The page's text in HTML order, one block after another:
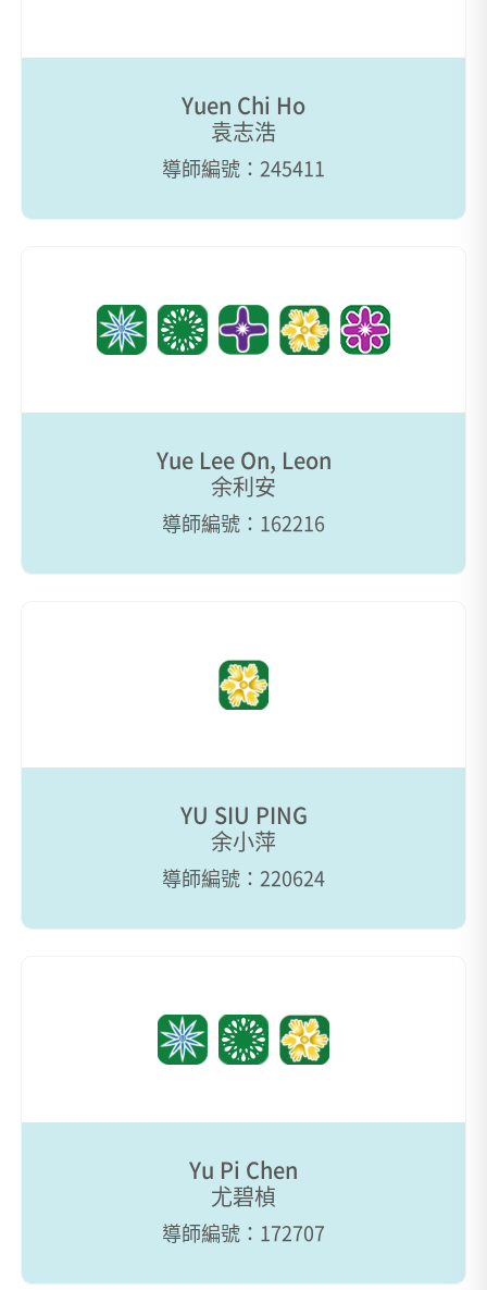
Yuen Chi Ho
袁志浩
導師編號：245411
Yue Lee On, Leon
余利安
導師編號：162216
YU SIU PING
余小萍
導師編號：220624
Yu Pi Chen
尤碧楨
導師編號：172707